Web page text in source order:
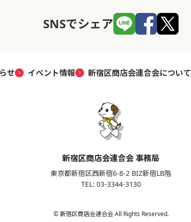
SNSでシェア
せ イベント情報 新宿区商店会連合会について
新宿区商店会連合会 事務局
東京都新宿区西新宿6-8-2 BIZ新宿LB階
TEL: 03-3344-3130
© 新宿区商店会連合会 All Rights Reserved.